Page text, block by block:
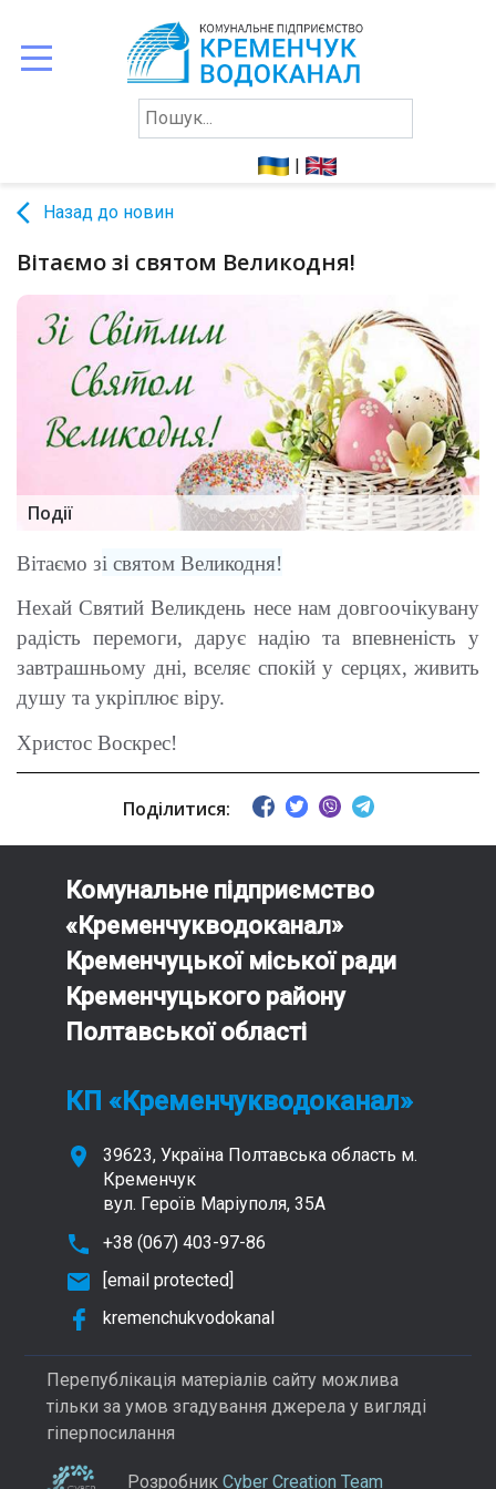
ЗВІТНІСТЬ
КОНТАКТИ
|
arrow_back_ios Назад до новин
Вітаємо зі святом Великодня!
Події
Вітаємо зі святом Великодня!
Нехай Святий Великдень несе нам довгоочікувану
радість перемоги, дарує надію та впевненість у
завтрашньому дні, вселяє спокій у серцях, живить
душу та укріплює віру.
Христос Воскрес!
Поділитися:
Комунальне підприємство
«Кременчукводоканал»
Кременчуцької міської ради
Кременчуцького району
Полтавської області
КП «Кременчукводоканал»
39623, Україна Полтавська область м.
Кременчук
вул. Героїв Маріуполя, 35А
+38 (067) 403-97-86
[email protected]
kremenchukvodokanal
Перепублікація матеріалів сайту можлива
тільки за умов згадування джерела у вигляді
гіперпосилання
РозробникCyber Creation Team